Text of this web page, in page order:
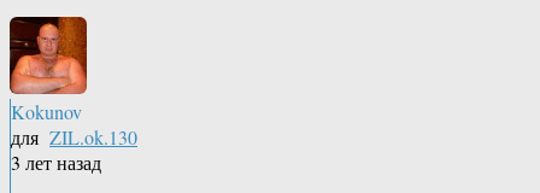
Kokunov
для ZIL.ok.130
3 лет назад